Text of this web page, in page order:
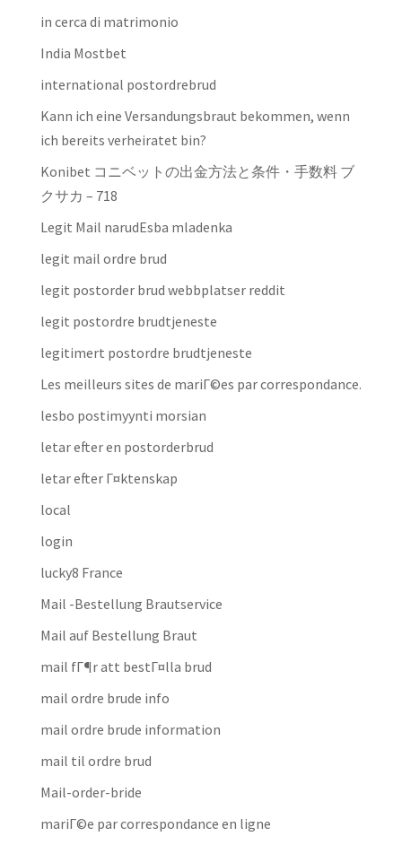
in cerca di matrimonio
India Mostbet
international postordrebrud
Kann ich eine Versandungsbraut bekommen, wenn
ich bereits verheiratet bin?
Konibet コニベットの出金方法と条件・手数料 ブ
クサカ – 718
Legit Mail narudЕѕba mladenka
legit mail ordre brud
legit postorder brud webbplatser reddit
legit postordre brudtjeneste
legitimert postordre brudtjeneste
Les meilleurs sites de mariГ©es par correspondance.
lesbo postimyynti morsian
letar efter en postorderbrud
letar efter Г¤ktenskap
local
login
lucky8 France
Mail -Bestellung Brautservice
Mail auf Bestellung Braut
mail fГ¶r att bestГ¤lla brud
mail ordre brude info
mail ordre brude information
mail til ordre brud
Mail-order-bride
mariГ©e par correspondance en ligne